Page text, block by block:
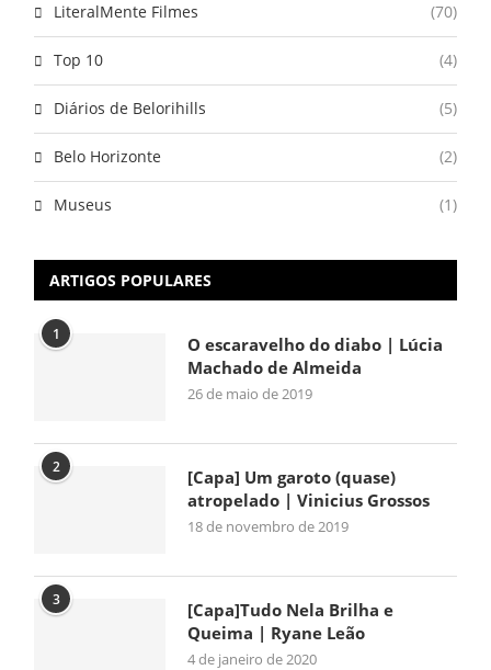
LiteralMente Filmes (70)
Top 10 (4)
Diários de Belorihills (5)
Belo Horizonte (2)
Museus (1)
ARTIGOS POPULARES
1
O escaravelho do diabo | Lúcia
Machado de Almeida
26 de maio de 2019
2
[Capa] Um garoto (quase)
atropelado | Vinicius Grossos
18 de novembro de 2019
3
[Capa]Tudo Nela Brilha e
Queima | Ryane Leão
4 de janeiro de 2020